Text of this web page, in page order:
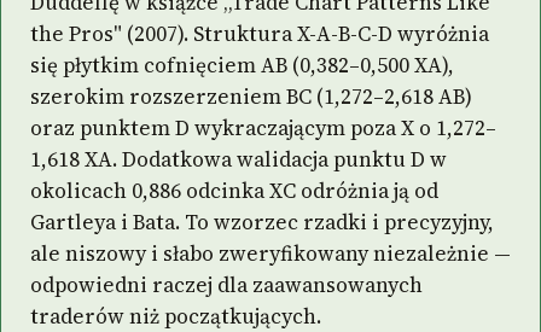
the Pros" (2007). Struktura X-A-B-C-D wyróżnia
się płytkim cofnięciem AB (0,382–0,500 XA),
szerokim rozszerzeniem BC (1,272–2,618 AB)
oraz punktem D wykraczającym poza X o 1,272–
1,618 XA. Dodatkowa walidacja punktu D w
okolicach 0,886 odcinka XC odróżnia ją od
Gartleya i Bata. To wzorzec rzadki i precyzyjny,
ale niszowy i słabo zweryfikowany niezależnie —
odpowiedni raczej dla zaawansowanych
traderów niż początkujących.